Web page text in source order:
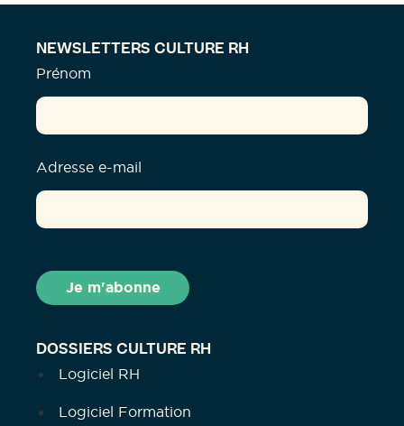
DOSSIERS CULTURE RH
Logiciel RH
Logiciel Formation
NEWSLETTERS CULTURE RH
Prénom
Adresse e-mail